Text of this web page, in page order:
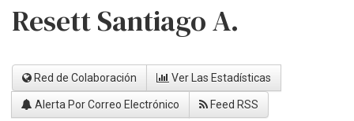
Resett Santiago A.
Red de Colaboración Ver Las Estadísticas
Alerta Por Correo Electrónico Feed RSS